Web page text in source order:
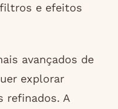
e efeitos
avançados de
explorar
refinados. A